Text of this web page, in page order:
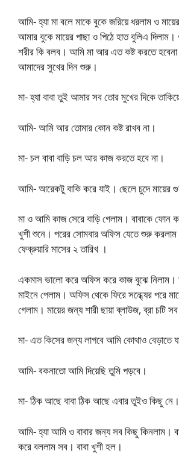
আমি- হ্যা মা বলে মাকে বুকে জরিয়ে ধরলাম ও
আমার বুকে মায়ের পাছা ও পিঠে হাত বুলিএ
শরীর কি বলব। আমি মা আর এত কষ্ট করতে
আমাদের সুখের দিন শুরু।
মা- হ্যা বাবা তুই আমার সব তোর মুখের দিকে
আমি- আমি আর তোমার কোন কষ্ট রাখব না।
মা- চল বাবা বাড়ি চল আর কাজ করতে হবে না।
আমি- আরেকটু বাকি করে যাই। ছেলে চুদে মায়ের
মা ও আমি কাজ সেরে বাড়ি গেলাম। বাবাকে ফোন
খুশী শুনে। পরের সোমবার অফিস যেতে শুরু
ফেব্রুয়ারি মাসের ২ তারিখ ।
একমাস ভালো করে অফিস করে কাজ বুঝে নিলাম।
মাইনে পেলাম। অফিস থেকে ফিরে সন্ধ্যের পরে
গেলাম। মায়ের জন্য শারী ছায়া ব্লাউজ, ব্রা চটি
মা- এত কিসের জন্য লাগবে আমি কোথাও বেড়াতে
আমি- বকনাতো আমি দিয়েছি তুমি পড়বে।
মা- ঠিক আছে বাবা ঠিক আছে এবার তুইও কিছু নে।
আমি- হ্যা আমি ও বাবার জন্য সব কিছু কিনলাম।
করে বললাম সব। বাবা খুশী হল।